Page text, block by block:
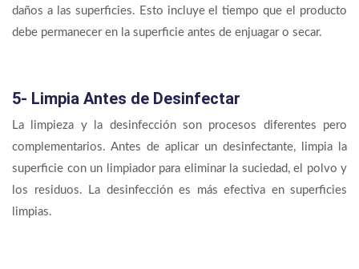
daños a las superficies. Esto incluye el tiempo que el producto
debe permanecer en la superficie antes de enjuagar o secar.
5- Limpia Antes de Desinfectar
La limpieza y la desinfección son procesos diferentes pero
complementarios. Antes de aplicar un desinfectante, limpia la
superficie con un limpiador para eliminar la suciedad, el polvo y
los residuos. La desinfección es más efectiva en superficies
limpias.